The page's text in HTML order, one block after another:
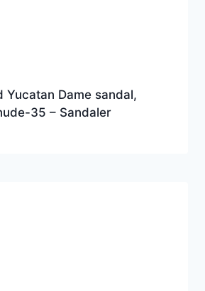
Yucatan Dame sandal,
35 – Sandaler